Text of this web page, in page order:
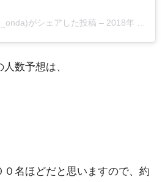
がシェアした投稿 – 2018年 7月月23日午前6時23分PDT
数予想は、
０名ほどだと思いますので、約